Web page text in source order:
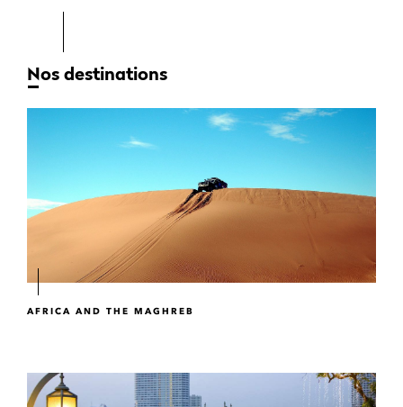
Nos destinations
AFRICA AND THE MAGHREB